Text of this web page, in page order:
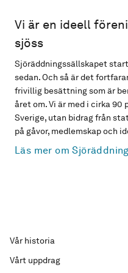
Vi är en ideell
sjöss
Sjöräddningssällskapet
sedan. Och så är det
frivillig besättning som är
året om. Vi är med i cirka 90
Sverige, utan bidrag från
på gåvor, medlemskap och
Läs mer om
Vår historia
Vårt uppdrag